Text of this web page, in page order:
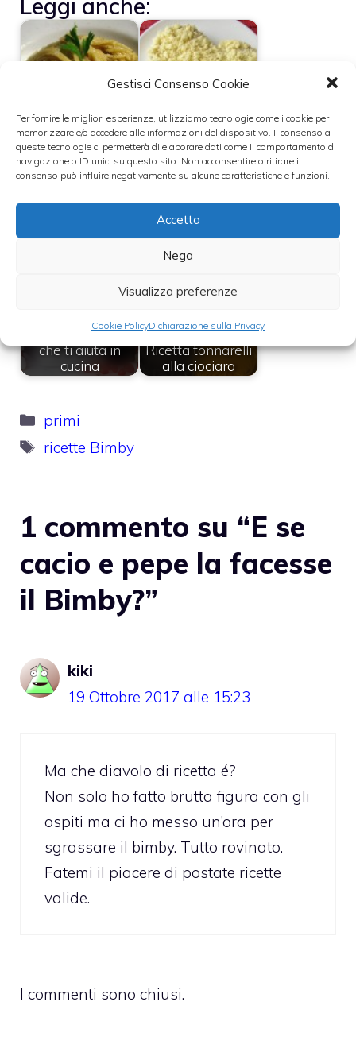
Gestisci Consenso Cookie
Per fornire le migliori esperienze, utilizziamo tecnologie come i cookie per
memorizzare e/o accedere alle informazioni del dispositivo. Il consenso a
queste tecnologie ci permetterà di elaborare dati come il comportamento di
navigazione o ID unici su questo sito. Non acconsentire o ritirare il
consenso può influire negativamente su alcune caratteristiche e funzioni.
Accetta
Nega
Visualizza preferenze
Cookie PolicyDichiarazione sulla Privacy
Leggi anche:
cacio e pepe nella
lingua dei segni
La torta mimosa
fatta col Bimby
Bimby VS
Bimby, il robot
che ti aiuta in
cucina
Ricetta tonnarelli
alla ciociara
Categorie
primi
Tag
ricette Bimby
1 commento su “E se
cacio e pepe la facesse
il Bimby?”
kiki
19 Ottobre 2017 alle 15:23
Ma che diavolo di ricetta é?
Non solo ho fatto brutta figura con gli
ospiti ma ci ho messo un’ora per
sgrassare il bimby. Tutto rovinato.
Fatemi il piacere di postate ricette
valide.
I commenti sono chiusi.